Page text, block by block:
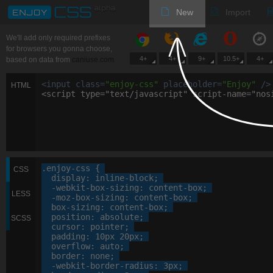
New Import
We'll add only required prefixes
for browsers you gonna choose,
based on data from
4+ 4+ 9+ 10.5+ 4+
HTML <input class="enjoy-css" placeholder="Enjoy"
/>
<script type="text/javascript" script-
CSS
LESS
SCSS
.enjoy-css {
display: inline-block;
-webkit- box-sizing : content-box;
-moz- box-sizing : content-box;
box-sizing : content-box;
position : absolute;
cursor: pointer;
padding : 10px 20px;
overflow: auto;
border: none;
-webkit- border-radius : 3px;